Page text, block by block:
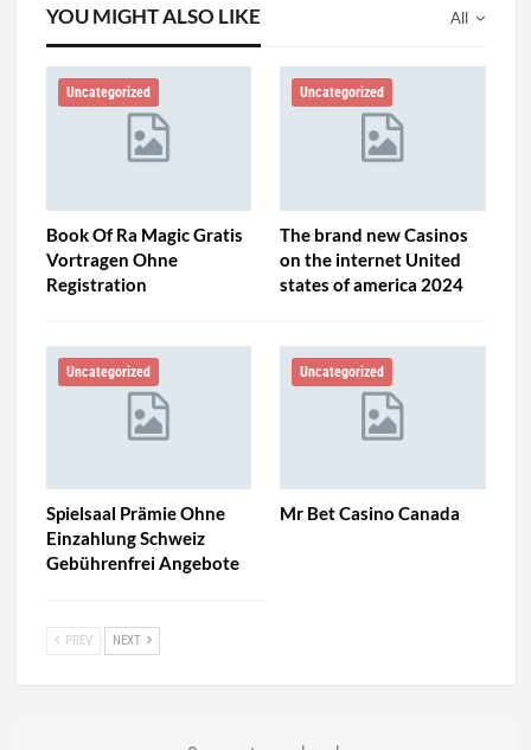
All
YOU MIGHT ALSO LIKE
Uncategorized
Book Of Ra Magic Gratis
Vortragen Ohne
Registration
Uncategorized
The brand new Casinos
on the internet United
states of america 2024
Uncategorized
Spielsaal Prämie Ohne
Einzahlung Schweiz
Gebührenfrei Angebote
Uncategorized
Mr Bet Casino Canada
PREV NEXT